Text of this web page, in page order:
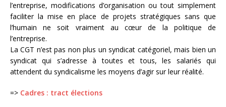
l’entreprise, modifications d’organisation ou tout simplement
faciliter la mise en place de projets stratégiques sans que
l’humain ne soit vraiment au cœur de la politique de
l’entreprise.
La CGT n’est pas non plus un syndicat catégoriel, mais bien un
syndicat qui s’adresse à toutes et tous, les salariés qui
attendent du syndicalisme les moyens d’agir sur leur réalité.
=> Cadres : tract élections